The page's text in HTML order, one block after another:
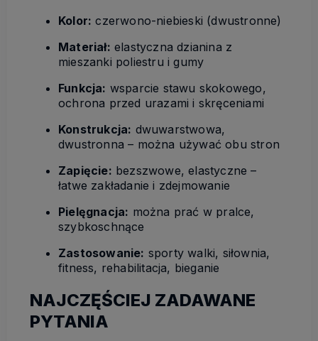
Kolor: czerwono-niebieski (dwustronne)
Materiał: elastyczna dzianina z
mieszanki poliestru i gumy
Funkcja: wsparcie stawu skokowego,
ochrona przed urazami i skręceniami
Konstrukcja: dwuwarstwowa,
dwustronna – można używać obu stron
Zapięcie: bezszwowe, elastyczne –
łatwe zakładanie i zdejmowanie
Pielęgnacja: można prać w pralce,
szybkoschnące
Zastosowanie: sporty walki, siłownia,
fitness, rehabilitacja, bieganie
NAJCZĘŚCIEJ ZADAWANE
PYTANIA